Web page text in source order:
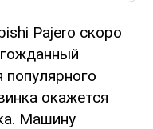
Pajero скоро
окажется
Машину